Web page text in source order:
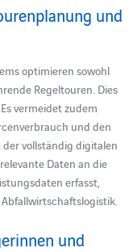
und
optimieren sowohl
Regeltouren. Dies
vermeidet zudem
und den
vollständig digitalen
Daten an die
erfasst,
und